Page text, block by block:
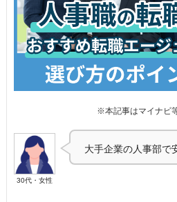
30代・女性
大手企業の人事部で